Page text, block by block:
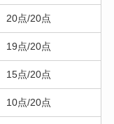
20点/20点
19点/20点
15点/20点
10点/20点